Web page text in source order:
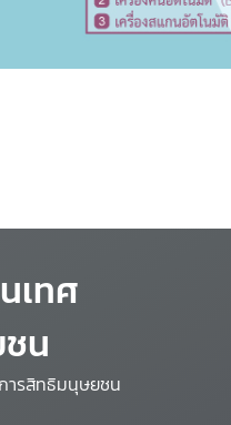
เทศ
น
ารสิทธิมนุษยชน